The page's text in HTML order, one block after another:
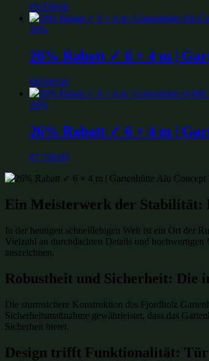
€9,939.00
26%
26% Rabatt ✓ 6 × 4 m |
€8,049.00
26%
26% Rabatt ✓ 6 × 4 m |
€7,739.00
Ein Meisterwerk der Stabilität:
In der heutigen schnelllebigen Welt ist ein Ort der
Vielzahl an durchdachten Details und hochwertigen
auszeichnen.
Robustheit und Sicherheit: Die
Die sturmsichere Konstruktion des Fjordholz
Sicherheitsmaßnahme gewährleistet, dass das
Sicherheit bietet.
Design trifft Funktionalität: